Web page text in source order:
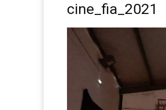
cine_fia_2021